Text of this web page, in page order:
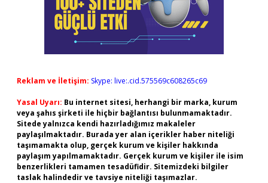
Reklam ve İletişim: Skype: live:.cid.575569c608265c69
Yasal Uyarı: Bu internet sitesi, herhangi bir marka, kurum
veya şahıs şirketi ile hiçbir bağlantısı bulunmamaktadır.
Sitede yalnızca kendi hazırladığımız makaleler
paylaşılmaktadır. Burada yer alan içerikler haber niteliği
taşımamakta olup, gerçek kurum ve kişiler hakkında
paylaşım yapılmamaktadır. Gerçek kurum ve kişiler ile isim
benzerlikleri tamamen tesadüfidir. Sitemizdeki bilgiler
taslak halindedir ve tavsiye niteliği taşımazlar.